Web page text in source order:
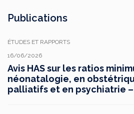
Publications
ÉTUDES ET RAPPORTS
16/06/2026
Avis HAS sur les ratios
néonatalogie, en
palliatifs et en psychiatrie